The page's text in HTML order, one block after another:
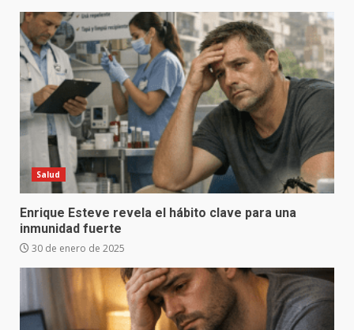
Salud
Enrique Esteve revela el hábito clave para una
inmunidad fuerte
30 de enero de 2025